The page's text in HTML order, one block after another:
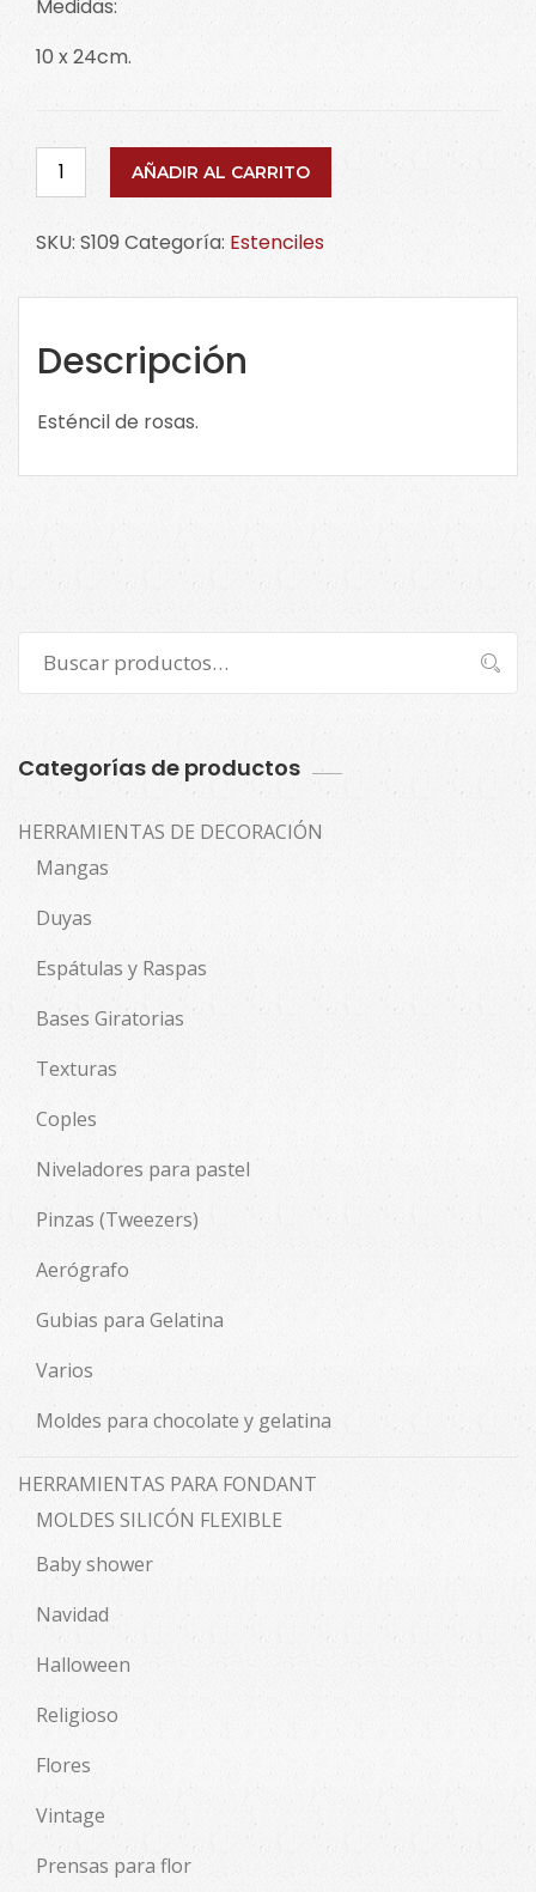
Medidas:
10 x 24cm.
Esténcil
de
S109
AÑADIR AL CARRITO
SKU: S109 Categoría: Estenciles
Descripción
Esténcil de rosas.
por:
Buscar
Categorías de productos
HERRAMIENTAS DE DECORACIÓN
Mangas
Duyas
Espátulas y Raspas
Bases Giratorias
Texturas
Coples
Niveladores para pastel
Pinzas (Tweezers)
Aerógrafo
Gubias para Gelatina
Varios
Moldes para chocolate y gelatina
HERRAMIENTAS PARA FONDANT
MOLDES SILICÓN FLEXIBLE
Baby shower
Navidad
Halloween
Religioso
Flores
Vintage
Prensas para flor